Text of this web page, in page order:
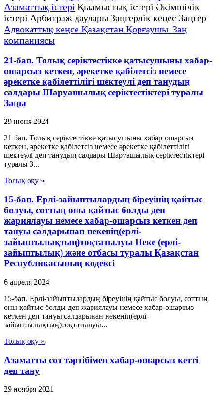
Азаматтық істері Қылмыстық істері Әкімшілік
істері Арбитраж даулары Заңгерлік кеңес Заңгер
Адвокаттық кеңсе Қазақстан Қорғаушы Заң
компаниясы
21-бап. Толық серiктестiкке қатысушыны хабар-
ошарсыз кеткен, әрекетке қабiлетсiз немесе
әрекетке қабiлеттiлiгi шектеулi деп танудың
салдары Шаруашылық серіктестіктері туралы
Заңы
29 июня 2024
21-бап. Толық серiктестiкке қатысушыны хабар-ошарсыз
кеткен, әрекетке қабiлетсiз немесе әрекетке қабiлеттiлiгi
шектеулi деп танудың салдары Шаруашылық серіктестіктері
туралы З...
Толық оқу »
15-бап. Ерлі-зайыптылардың біреуінің қайтыс
болуы, соттың оны қайтыс болды деп
жариялауы немесе хабар-ошарсыз кеткен деп
тануы салдарынан некенің(ерлі-
зайыптылықтың)тоқтатылуы Неке (ерлі-
зайыптылық) және отбасы туралы Қазақстан
Республикасының кодексі
6 апреля 2024
15-бап. Ерлі-зайыптылардың біреуінің қайтыс болуы, соттың
оны қайтыс болды деп жариялауы немесе хабар-ошарсыз
кеткен деп тануы салдарынан некенің(ерлі-
зайыптылықтың)тоқтатылуы...
Толық оқу »
Азаматты сот тәртібімен хабар-ошарсыз кетті
деп тану
29 ноября 2021